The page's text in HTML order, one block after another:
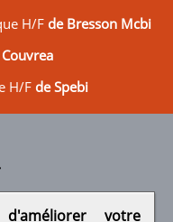
H/F de Bresson Mcbi
H/F de Spebi
votre